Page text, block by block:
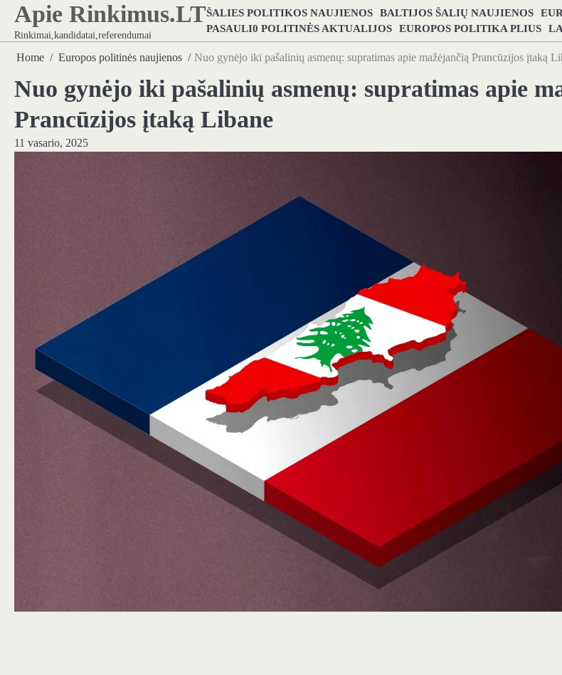
Skip
content
Apie Rinkimus.LT
Rinkimai,kandidatai,referendumai
ŠALIES POLITIKOS NAUJIENOS BALTIJOS ŠALIŲ NAUJIENOS
PASAULI0 POLITINĖS AKTUALIJOS EUROPOS POLITIKA PLIUS
Home Europos politinės naujienos Nuo gynėjo iki pašalinių asmenų: supratimas apie mažėjančią Prancūzijos įtaką
Nuo gynėjo iki pašalinių asmenų: supratimas apie
Prancūzijos įtaką Libane
11 vasario, 2025